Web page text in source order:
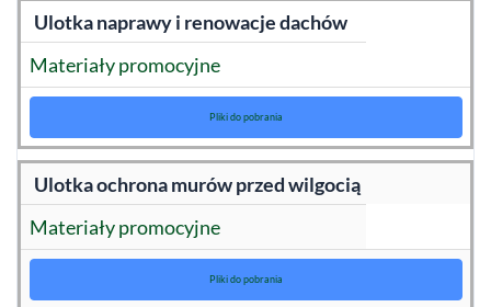
Ulotka naprawy i renowacje dachów
Materiały promocyjne
Pliki do pobrania
Ulotka ochrona murów przed wilgocią
Materiały promocyjne
Pliki do pobrania